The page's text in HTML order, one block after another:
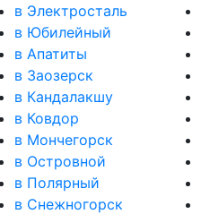
в Электросталь
в Юбилейный
в Апатиты
в Заозерск
в Кандалакшу
в Ковдор
в Мончегорск
в Островной
в Полярный
в Снежногорск